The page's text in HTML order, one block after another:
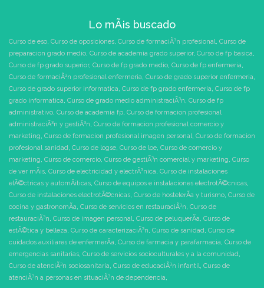
Lo mÃ¡s buscado
Curso de eso, Curso de oposiciones, Curso de formaciÃ³n profesional, Curso de
preparacion grado medio, Curso de academia grado superior, Curso de fp basica,
Curso de fp grado superior, Curso de fp grado medio, Curso de fp enfermeria,
Curso de formaciÃ³n profesional enfermeria, Curso de grado superior enfermeria,
Curso de grado superior informatica, Curso de fp grado enfermeria, Curso de fp
grado informatica, Curso de grado medio administraciÃ³n, Curso de fp
administrativo, Curso de academia fp, Curso de formacion profesional
administraciÃ³n y gestiÃ³n, Curso de formacion profesional comercio y
marketing, Curso de formacion profesional imagen personal, Curso de formacion
profesional sanidad, Curso de logse, Curso de loe, Curso de comercio y
marketing, Curso de comercio, Curso de gestiÃ³n comercial y marketing, Curso
de ver mÃ¡s, Curso de electricidad y electrÃ³nica, Curso de instalaciones
elÃ©ctricas y automÃ¡ticas, Curso de equipos e instalaciones electrotÃ©cnicas,
Curso de instalaciones electrotÃ©cnicas, Curso de hostelerÃ­a y turismo, Curso de
cocina y gastronomÃ­a, Curso de servicios en restauraciÃ³n, Curso de
restauraciÃ³n, Curso de imagen personal, Curso de peluquerÃ­a, Curso de
estÃ©tica y belleza, Curso de caracterizaciÃ³n, Curso de sanidad, Curso de
cuidados auxiliares de enfermerÃ­a, Curso de farmacia y parafarmacia, Curso de
emergencias sanitarias, Curso de servicios socioculturales y a la comunidad,
Curso de atenciÃ³n sociosanitaria, Curso de educaciÃ³n infantil, Curso de
atenciÃ³n a personas en situaciÃ³n de dependencia,